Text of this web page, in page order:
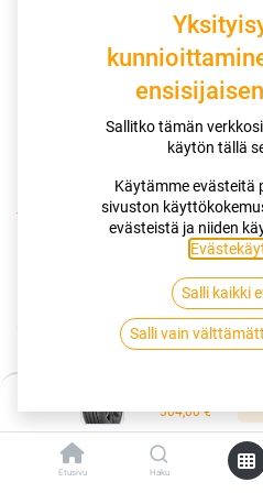
304,00€
Etusivu Haku
Kauppa
265/45R20 108Y GOODYEAR
ASYMMETRICMMETRIC 6 XL EVR
265/45R20 108Y
F1
EAN:4038526416681 Tuotekoodi:
Tällä tuotteella ei ole kelvollista
Sallitko tämän
käytön tällä
Käytämme evästeitä
sivuston
evästeistä ja niiden
Salli kaikki
Salli vain